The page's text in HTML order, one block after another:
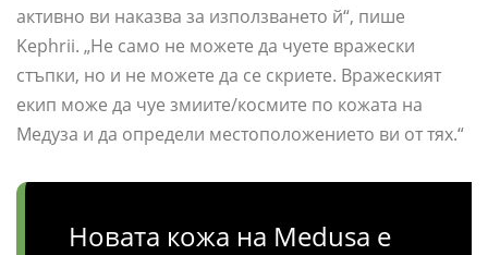
активно ви наказва за използването й“, пише
Kephrii. „Не само не можете да чуете вражески
стъпки, но и не можете да се скриете. Вражеският
екип може да чуе змиите/космите по кожата на
Медуза и да определи местоположението ви от тях.“
Новата кожа на Medusa е